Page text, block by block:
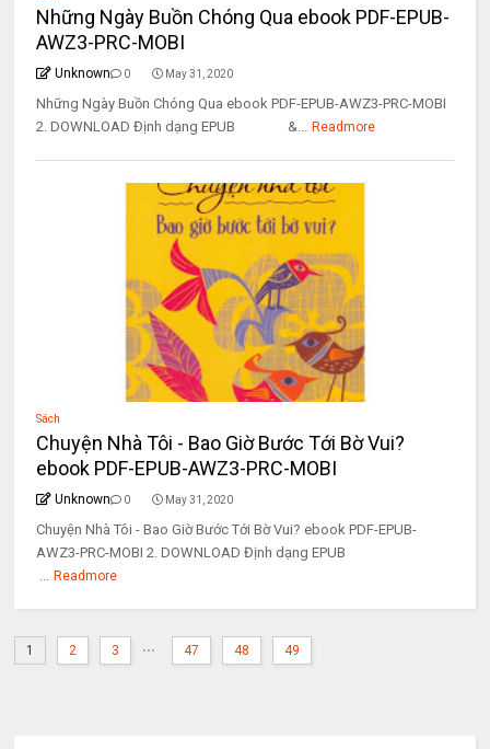
Những Ngày Buồn Chóng Qua ebook PDF-EPUB-
AWZ3-PRC-MOBI
Unknown 0 May 31, 2020
Những Ngày Buồn Chóng Qua ebook PDF-EPUB-AWZ3-PRC-MOBI
2. DOWNLOAD Định dạng EPUB &... Readmore
Sách
Chuyện Nhà Tôi - Bao Giờ Bước Tới Bờ Vui?
ebook PDF-EPUB-AWZ3-PRC-MOBI
Unknown 0 May 31, 2020
Chuyện Nhà Tôi - Bao Giờ Bước Tới Bờ Vui? ebook PDF-EPUB-
AWZ3-PRC-MOBI 2. DOWNLOAD Định dạng EPUB
... Readmore
1 2 3 ... 47 48 49